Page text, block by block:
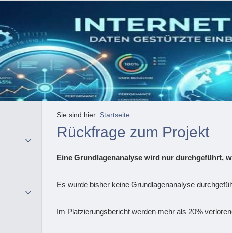
Sie sind hier: Startseite
Rückfrage zum Projekt
Eine Grundlagenanalyse wird nur durchgeführt,
Es wurde bisher keine Grundlagenanalyse
Im Platzierungsbericht werden mehr als 20%